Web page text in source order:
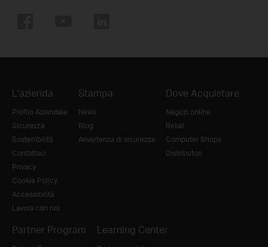
L'azienda
Profilo Aziendale
Sicurezza
Sostenibilità
Contattaci
Privacy
Cookie Policy
Accessibilità
Lavora con noi
Stampa
News
Blog
Avvertenza di sicurezza
Dove Acquistare
Negozi online
Retail
Computer Shops
Distributori
Partner Program Learning Center